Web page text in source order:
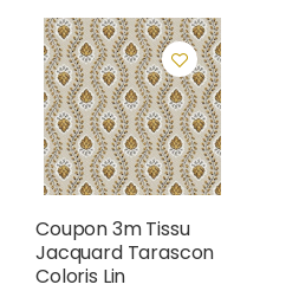
Coupon 3m Tissu
Jacquard Tarascon
Coloris Lin